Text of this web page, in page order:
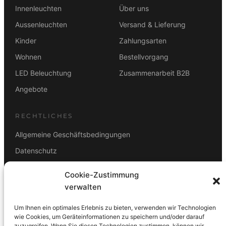
Cookie-Zustimmung
verwalten
Um Ihnen ein optimales Erlebnis zu bieten, verwenden wir Technologien
wie Cookies, um Geräteinformationen zu speichern und/oder darauf
Innenleuchten
Aussenleuchten
Kinder
Wohnen
LED Beleuchtung
Angebote
Über uns
Versand & Lieferung
Zahlungsarten
Bestellvorgang
Zusammenarbeit B2B
RECHTLICHES
Allgemeine Geschäftsbedingungen
Datenschutz
ZAHLUNGSARTEN
Vorkasse Visa Mastercard Link PayPal G-Pay